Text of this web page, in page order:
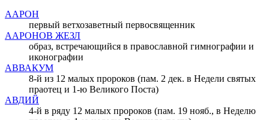
ААРОН
первый ветхозаветный первосвященник
ААРОНОВ ЖЕЗЛ
образ, встречающийся в православной гимнографии и
иконографии
АВВАКУМ
8-й из 12 малых пророков (пам. 2 дек. в Недели святых
праотец и 1-ю Великого Поста)
АВДИЙ
4-й в ряду 12 малых пророков (пам. 19 нояб., в Неделю